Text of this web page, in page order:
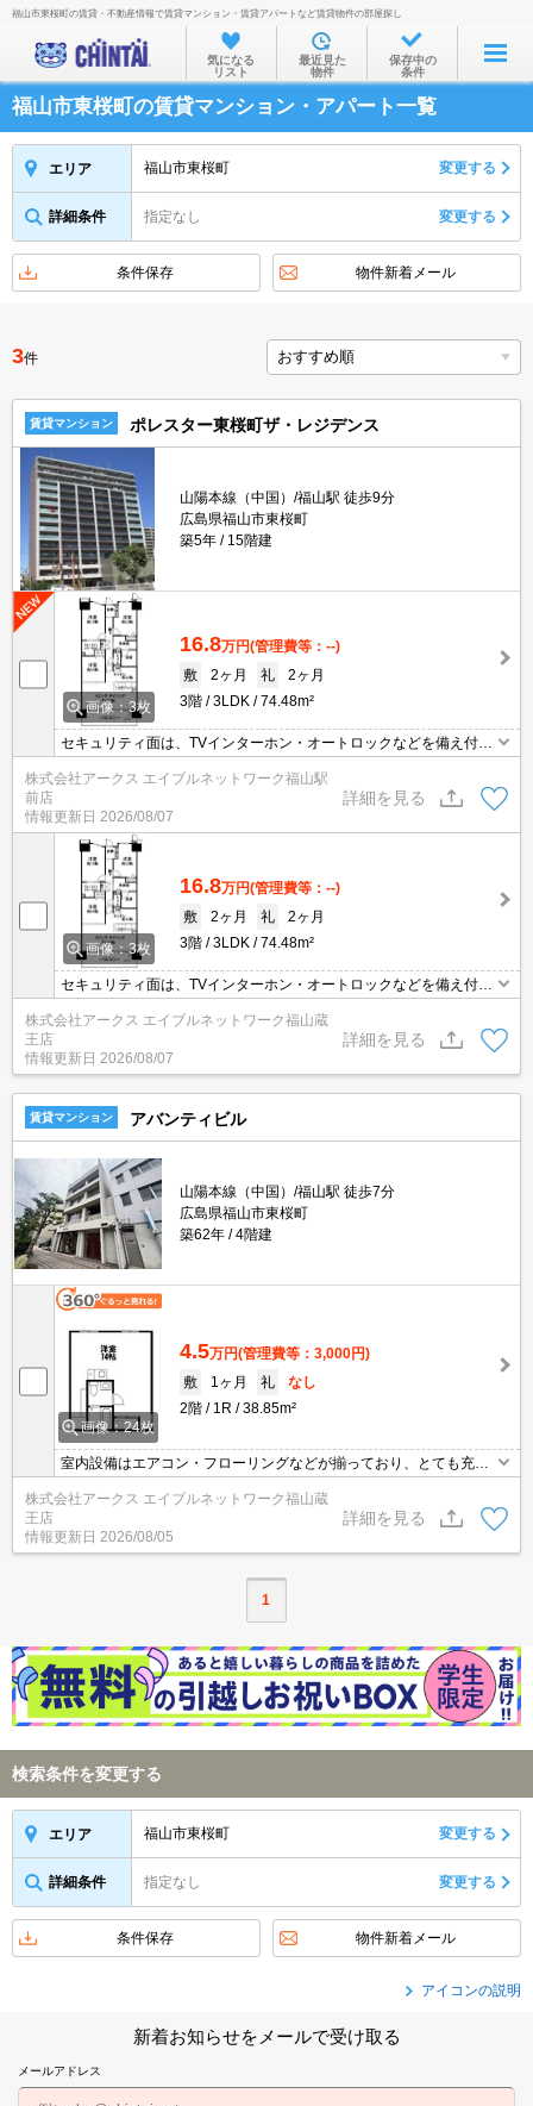
お部屋を探す
沿線・駅から
住所から
物件特集から
不動産会社から
TOP
福山市東桜町の賃貸・不動産情報で賃貸マンション・賃貸アパートなど賃貸物件の部屋探し
気になる
リスト
最近見た
物件
保存中の
条件
福山市東桜町の賃貸マンション・アパート一覧
エリア 福山市東桜町 変更する
詳細条件 指定なし 変更する
条件保存 物件新着メール
3件
賃貸マンション ポレスター東桜町ザ・レジデンス
山陽本線（中国）/福山駅 徒歩9分
広島県福山市東桜町
築5年
15階建
画像：3枚
16.8万円(管理費等：--)
敷
2ヶ月 礼
2ヶ月
3階
3LDK 74.48m²
セキュリティ面は、TVインターホン・オートロックなどを備え付け
ているので安心して暮らせます。収納はクロゼット・シューズボッ
クスなど豊富なので、衣類や履き物の整理がしやすく便利です。室
内設備は洗面所独立・浴室乾燥機など充実した設備を備え付けてい
ます。共用設備の充実している、楽しく生活できるマンションで
す。
株式会社アークス エイブルネットワーク福山駅
前店
情報更新日 2026/08/07
詳細を見る
画像：3枚
16.8万円(管理費等：--)
敷
2ヶ月 礼
2ヶ月
3階
3LDK 74.48m²
セキュリティ面は、TVインターホン・オートロックなどを備え付け
ているので安心して暮らせます。収納はクロゼット・シューズボッ
クスなど豊富なので、衣類や履き物の整理がしやすく便利です。室
内設備は洗面所独立・浴室乾燥機など充実した設備を備え付けてい
ます。共用設備の充実している、楽しく生活できるマンションで
す。
株式会社アークス エイブルネットワーク福山蔵
王店
情報更新日 2026/08/07
詳細を見る
賃貸マンション アバンティビル
山陽本線（中国）/福山駅 徒歩7分
広島県福山市東桜町
築62年
4階建
画像：24枚
4.5万円(管理費等：3,000円)
敷
1ヶ月 礼
なし
2階
1R 38.85m²
室内設備はエアコン・フローリングなどが揃っており、とても充実
熱費の削減になるオール電化の物件でエコライフを。こちらはマン
ションタイプになります。アクセスの良い徒歩7分の物件です。こ
ちらは南向き物件です。
株式会社アークス エイブルネットワーク福山蔵
王店
情報更新日 2026/08/05
詳細を見る
1
検索条件を変更する
エリア 福山市東桜町 変更する
詳細条件 指定なし 変更する
条件保存 物件新着メール
アイコンの説明
新着お知らせをメールで受け取る
メールアドレス